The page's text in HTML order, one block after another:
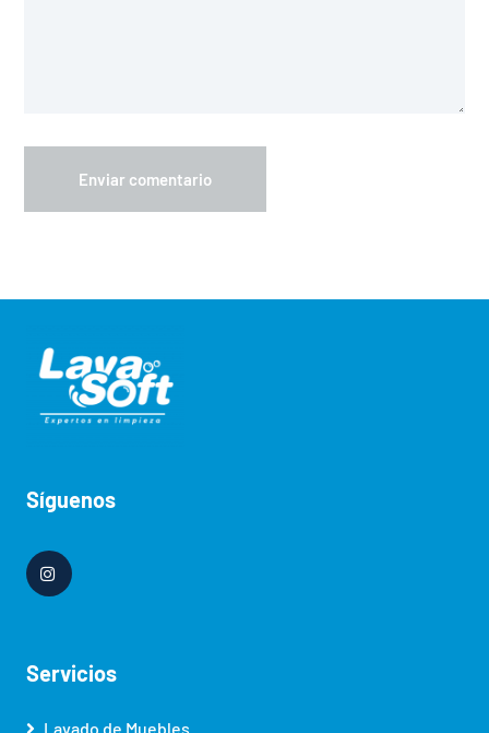
Síguenos
Servicios
Lavado de Muebles